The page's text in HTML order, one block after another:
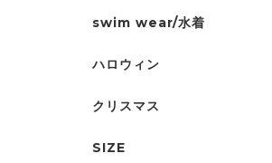
swim wear/水着
ハロウィン
クリスマス
SIZE